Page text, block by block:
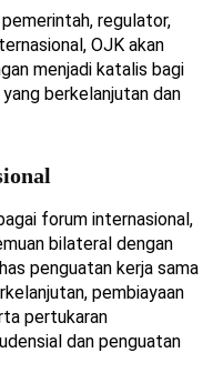
regulator,
OJK akan
menjadi katalis bagi
berkelanjutan dan
forum internasional,
bilateral dengan
penguatan kerja sama
pembiayaan
pertukaran
dan penguatan